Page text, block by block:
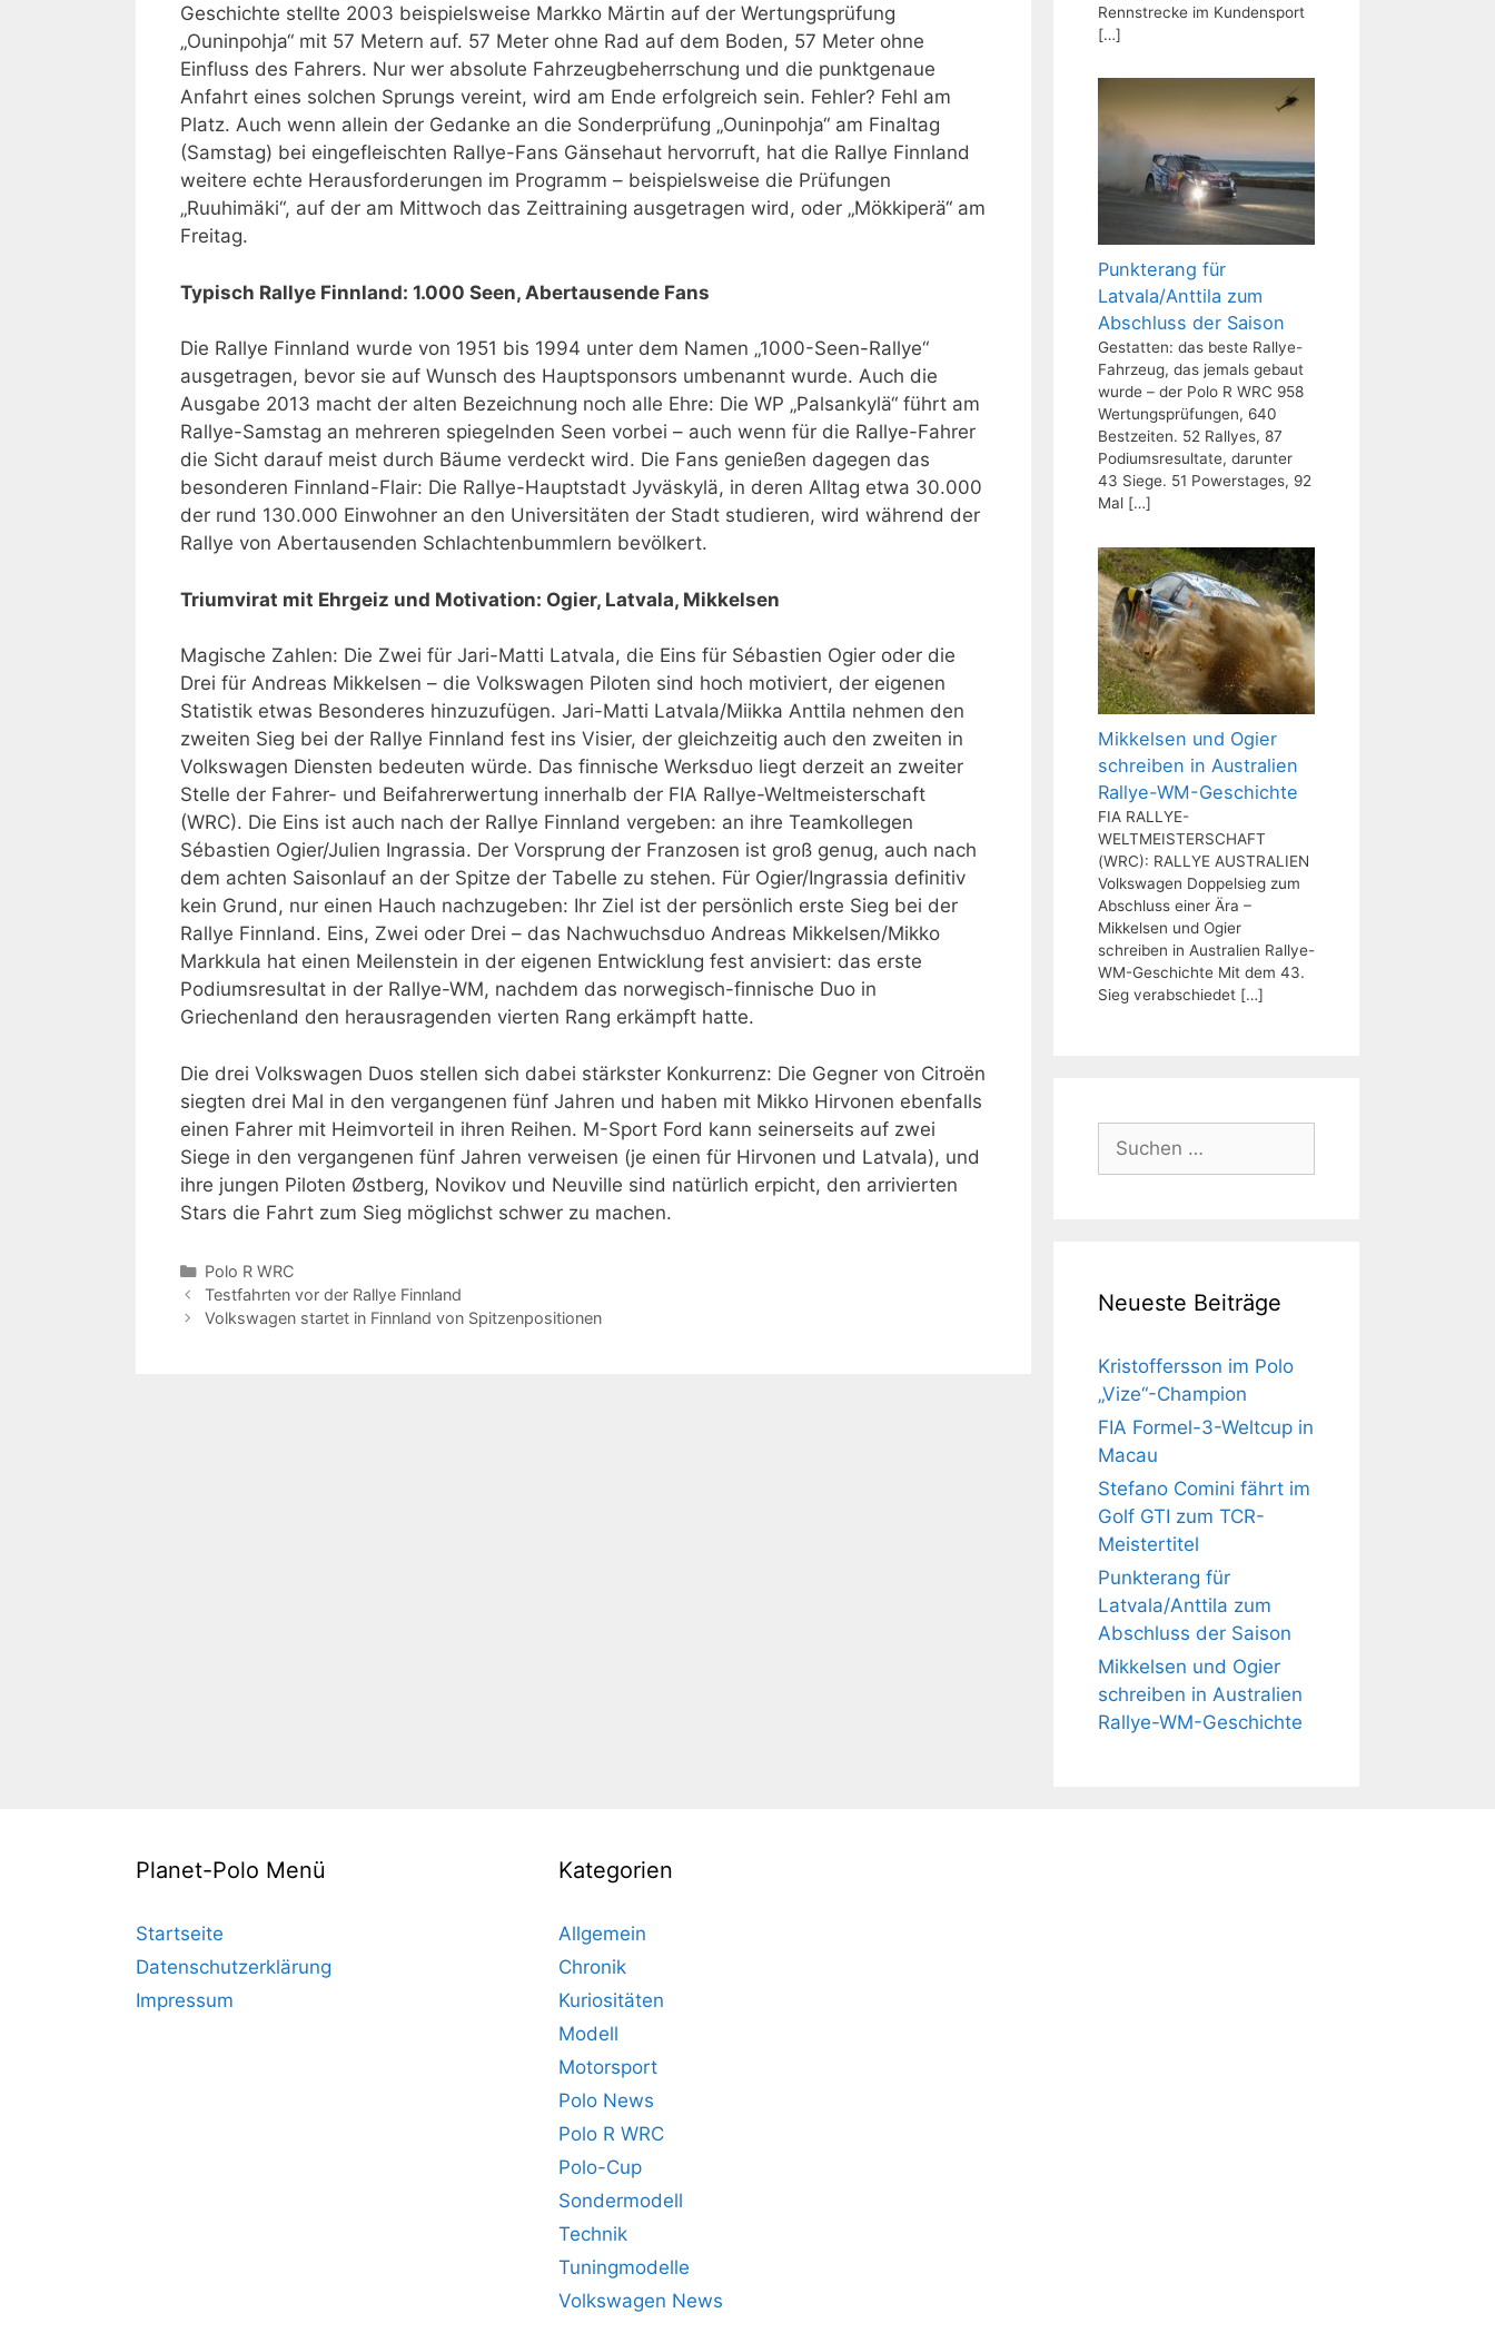
Geschichte stellte 2003 beispielsweise Markko Märtin auf der Wertungsprüfung
„Ouninpohja“ mit 57 Metern auf. 57 Meter ohne Rad auf dem Boden, 57 Meter ohne
Einfluss des Fahrers. Nur wer absolute Fahrzeugbeherrschung und die punktgenaue
Anfahrt eines solchen Sprungs vereint, wird am Ende erfolgreich sein. Fehler? Fehl am
Platz. Auch wenn allein der Gedanke an die Sonderprüfung „Ouninpohja“ am Finaltag
(Samstag) bei eingefleischten Rallye-Fans Gänsehaut hervorruft, hat die Rallye Finnland
weitere echte Herausforderungen im Programm – beispielsweise die Prüfungen
„Ruuhimäki“, auf der am Mittwoch das Zeittraining ausgetragen wird, oder „Mökkiperä“ am
Freitag.
Typisch Rallye Finnland: 1.000 Seen, Abertausende Fans
Die Rallye Finnland wurde von 1951 bis 1994 unter dem Namen „1000-Seen-Rallye“
ausgetragen, bevor sie auf Wunsch des Hauptsponsors umbenannt wurde. Auch die
Ausgabe 2013 macht der alten Bezeichnung noch alle Ehre: Die WP „Palsankylä“ führt am
Rallye-Samstag an mehreren spiegelnden Seen vorbei – auch wenn für die Rallye-Fahrer
die Sicht darauf meist durch Bäume verdeckt wird. Die Fans genießen dagegen das
besonderen Finnland-Flair: Die Rallye-Hauptstadt Jyväskylä, in deren Alltag etwa 30.000
der rund 130.000 Einwohner an den Universitäten der Stadt studieren, wird während der
Rallye von Abertausenden Schlachtenbummlern bevölkert.
Triumvirat mit Ehrgeiz und Motivation: Ogier, Latvala, Mikkelsen
Magische Zahlen: Die Zwei für Jari-Matti Latvala, die Eins für Sébastien Ogier oder die
Drei für Andreas Mikkelsen – die Volkswagen Piloten sind hoch motiviert, der eigenen
Statistik etwas Besonderes hinzuzufügen. Jari-Matti Latvala/Miikka Anttila nehmen den
zweiten Sieg bei der Rallye Finnland fest ins Visier, der gleichzeitig auch den zweiten in
Volkswagen Diensten bedeuten würde. Das finnische Werksduo liegt derzeit an zweiter
Stelle der Fahrer- und Beifahrerwertung innerhalb der FIA Rallye-Weltmeisterschaft
(WRC). Die Eins ist auch nach der Rallye Finnland vergeben: an ihre Teamkollegen
Sébastien Ogier/Julien Ingrassia. Der Vorsprung der Franzosen ist groß genug, auch nach
dem achten Saisonlauf an der Spitze der Tabelle zu stehen. Für Ogier/Ingrassia definitiv
kein Grund, nur einen Hauch nachzugeben: Ihr Ziel ist der persönlich erste Sieg bei der
Rallye Finnland. Eins, Zwei oder Drei – das Nachwuchsduo Andreas Mikkelsen/Mikko
Markkula hat einen Meilenstein in der eigenen Entwicklung fest anvisiert: das erste
Podiumsresultat in der Rallye-WM, nachdem das norwegisch-finnische Duo in
Griechenland den herausragenden vierten Rang erkämpft hatte.
Die drei Volkswagen Duos stellen sich dabei stärkster Konkurrenz: Die Gegner von Citroën
siegten drei Mal in den vergangenen fünf Jahren und haben mit Mikko Hirvonen ebenfalls
einen Fahrer mit Heimvorteil in ihren Reihen. M-Sport Ford kann seinerseits auf zwei
Siege in den vergangenen fünf Jahren verweisen (je einen für Hirvonen und Latvala), und
ihre jungen Piloten Østberg, Novikov und Neuville sind natürlich erpicht, den arrivierten
Stars die Fahrt zum Sieg möglichst schwer zu machen.
Kategorien
Polo R WRC
Testfahrten vor der Rallye Finnland
Volkswagen startet in Finnland von Spitzenpositionen
Rennstrecke im Kundensport
[…]
Punkterang für
Latvala/Anttila zum
Abschluss der Saison
Gestatten: das beste Rallye-
Fahrzeug, das jemals gebaut
wurde – der Polo R WRC 958
Wertungsprüfungen, 640
Bestzeiten. 52 Rallyes, 87
Podiumsresultate, darunter
43 Siege. 51 Powerstages, 92
Mal […]
Mikkelsen und Ogier
schreiben in Australien
Rallye-WM-Geschichte
FIA RALLYE-
WELTMEISTERSCHAFT
(WRC): RALLYE AUSTRALIEN
Volkswagen Doppelsieg zum
Abschluss einer Ära –
Mikkelsen und Ogier
schreiben in Australien Rallye-
WM-Geschichte Mit dem 43.
Sieg verabschiedet […]
nach:
Neueste Beiträge
Kristoffersson im Polo
„Vize“-Champion
FIA Formel-3-Weltcup in
Macau
Stefano Comini fährt im
Golf GTI zum TCR-
Meistertitel
Punkterang für
Latvala/Anttila zum
Abschluss der Saison
Mikkelsen und Ogier
schreiben in Australien
Rallye-WM-Geschichte
Planet-Polo Menü
Startseite
Datenschutzerklärung
Impressum
Kategorien
Allgemein
Chronik
Kuriositäten
Modell
Motorsport
Polo News
Polo R WRC
Polo-Cup
Sondermodell
Technik
Tuningmodelle
Volkswagen News